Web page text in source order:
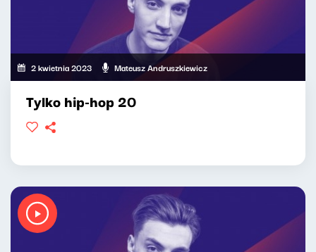
2 kwietnia 2023 Mateusz Andruszkiewicz
Tylko hip-hop 20